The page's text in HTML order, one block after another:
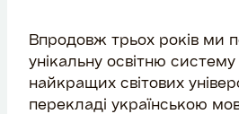
Впродовж трьох років ми
унікальну освітню
найкращих світових
перекладі українською